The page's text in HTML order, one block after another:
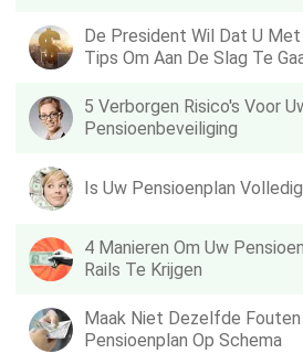
De President Wil Dat U
Tips Om Aan De Slag Te
5 Verborgen Risico's Voor
Pensioenbeveiliging
Is Uw Pensioenplan
4 Manieren Om Uw
Rails Te Krijgen
Maak Niet Dezelfde
Pensioenplan Op Schema